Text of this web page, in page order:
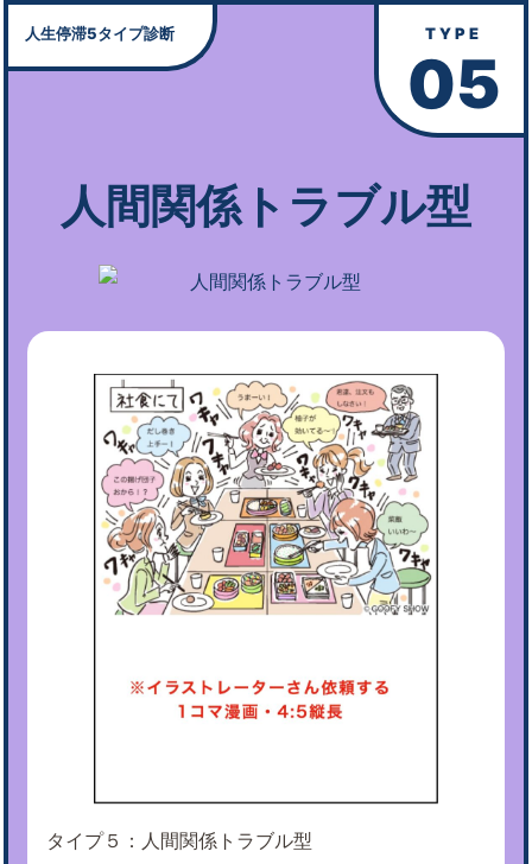
人生停滞5タイプ診断 TYPE
05
人間関係トラブル型
タイプ５：人間関係トラブル型